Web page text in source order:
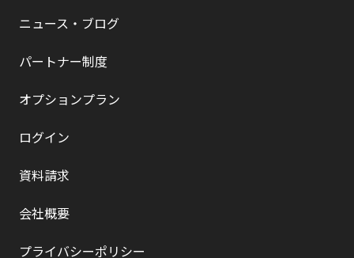
ニュース・ブログ
パートナー制度
オプションプラン
ログイン
資料請求
会社概要
プライバシーポリシー